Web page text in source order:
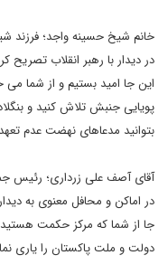
خانم شیخ حسینه واجد؛ فرزند
در دیدار با رهبر انقلاب تصریح
این جا امید بستیم و از شما می
پویایی جنبش تلاش کنید و
بتوانید مدعاهای نهضت عدم
آقای آصف علی زرداری؛ رئیس
در اماکن و محافل معنوی به
جا از شما که مرکز حکمت هستید،
دولت و ملت پاکستان را یاری